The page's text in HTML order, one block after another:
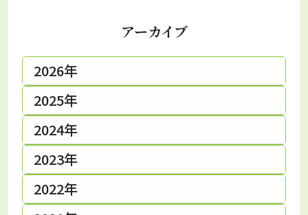
アーカイブ
2026年
2025年
2024年
2023年
2022年